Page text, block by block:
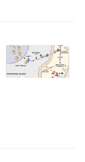
脑衰老和阿尔兹海